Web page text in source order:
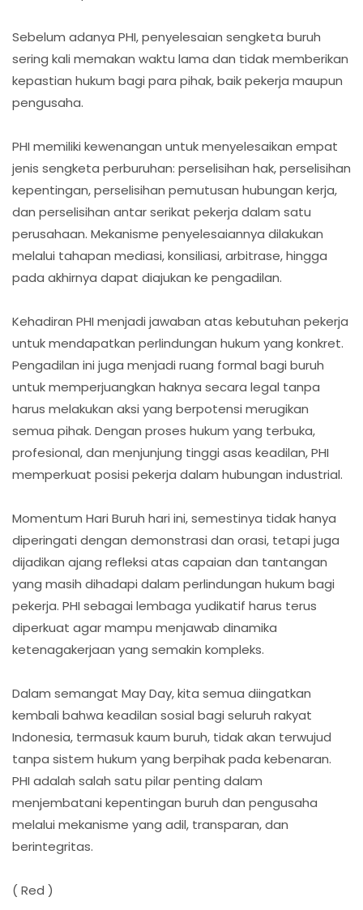
Sebelum adanya PHI, penyelesaian sengketa buruh
sering kali memakan waktu lama dan tidak memberikan
kepastian hukum bagi para pihak, baik pekerja maupun
pengusaha.
PHI memiliki kewenangan untuk menyelesaikan empat
jenis sengketa perburuhan: perselisihan hak, perselisihan
kepentingan, perselisihan pemutusan hubungan kerja,
dan perselisihan antar serikat pekerja dalam satu
perusahaan. Mekanisme penyelesaiannya dilakukan
melalui tahapan mediasi, konsiliasi, arbitrase, hingga
pada akhirnya dapat diajukan ke pengadilan.
Kehadiran PHI menjadi jawaban atas kebutuhan pekerja
untuk mendapatkan perlindungan hukum yang konkret.
Pengadilan ini juga menjadi ruang formal bagi buruh
untuk memperjuangkan haknya secara legal tanpa
harus melakukan aksi yang berpotensi merugikan
semua pihak. Dengan proses hukum yang terbuka,
profesional, dan menjunjung tinggi asas keadilan, PHI
memperkuat posisi pekerja dalam hubungan industrial.
Momentum Hari Buruh hari ini, semestinya tidak hanya
diperingati dengan demonstrasi dan orasi, tetapi juga
dijadikan ajang refleksi atas capaian dan tantangan
yang masih dihadapi dalam perlindungan hukum bagi
pekerja. PHI sebagai lembaga yudikatif harus terus
diperkuat agar mampu menjawab dinamika
ketenagakerjaan yang semakin kompleks.
Dalam semangat May Day, kita semua diingatkan
kembali bahwa keadilan sosial bagi seluruh rakyat
Indonesia, termasuk kaum buruh, tidak akan terwujud
tanpa sistem hukum yang berpihak pada kebenaran.
PHI adalah salah satu pilar penting dalam
menjembatani kepentingan buruh dan pengusaha
melalui mekanisme yang adil, transparan, dan
berintegritas.
( Red )